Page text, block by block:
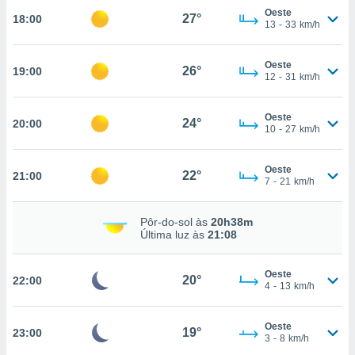
cookies,
caso,
para
cookies
ou
de
18:00 27°
Oeste
13 - 33 km/h
19:00 26°
Oeste
12 - 31 km/h
20:00 24°
Oeste
10 - 27 km/h
21:00 22°
Oeste
7 - 21 km/h
Pôr-do-sol às 20h38m
Última luz às 21:08
22:00 20°
Oeste
4 - 13 km/h
23:00 19°
Oeste
3 - 8 km/h